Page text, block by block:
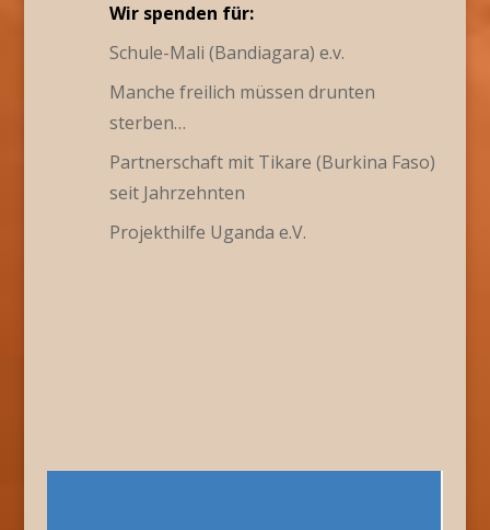
Wir spenden für:
Schule-Mali (Bandiagara) e.v.
Manche freilich müssen drunten
sterben…
Partnerschaft mit Tikare (Burkina Faso)
seit Jahrzehnten
Projekthilfe Uganda e.V.